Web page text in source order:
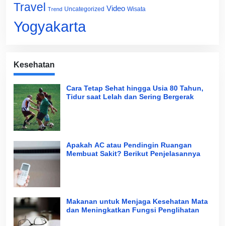
Travel Trend Uncategorized Video Wisata
Yogyakarta
Kesehatan
Cara Tetap Sehat hingga Usia 80 Tahun,
Tidur saat Lelah dan Sering Bergerak
Apakah AC atau Pendingin Ruangan
Membuat Sakit? Berikut Penjelasannya
Makanan untuk Menjaga Kesehatan Mata
dan Meningkatkan Fungsi Penglihatan